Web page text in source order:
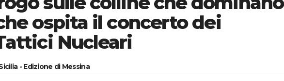
ospita il concerto dei
Nucleari
- Edizione di Messina